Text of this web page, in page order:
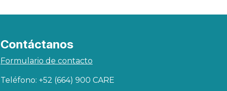
Contáctanos
Formulario de contacto
Teléfono: +52 (664) 900 CARE